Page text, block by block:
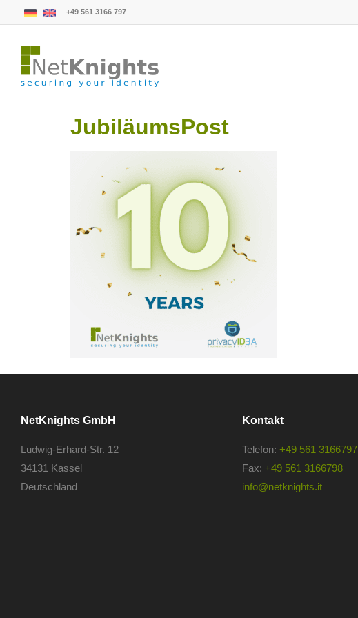
+49 561 3166 797
JubiläumsPost
NetKnights GmbH
Ludwig-Erhard-Str. 12
34131 Kassel
Deutschland
Kontakt
Telefon: +49 561 3166797
Fax: +49 561 3166798
info@netknights.it